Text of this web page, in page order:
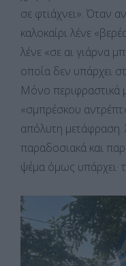
σε φτιάχνει». Όταν
καλοκαίρι λένε
λένε «σε αι γιάρνα
οποία δεν υπάρχει
Μόνο περιφραστικά
«σμπρέσκου
απόλυτη μετάφραση.
παραδοσιακά και
ψέμα όμως υπάρχει·